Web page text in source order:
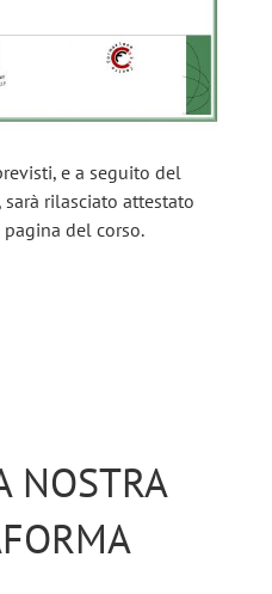
e a seguito del
rilasciato attestato
del corso.
NOSTRA